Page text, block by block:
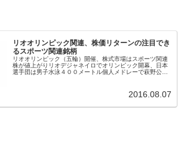
リオオリンピック関連、株価リターンの注目でき
るスポーツ関連銘柄
リオオリンピック（五輪）開催、株式市場はスポーツ関連
株が値上がりリオデジャネイロでオリンピック開幕、日本
選手団は男子水泳４００メートル個人メドレーで萩野公介
2016.08.07